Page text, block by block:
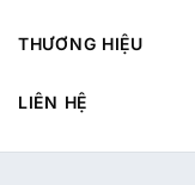
THƯƠNG HIỆU
LIÊN HỆ